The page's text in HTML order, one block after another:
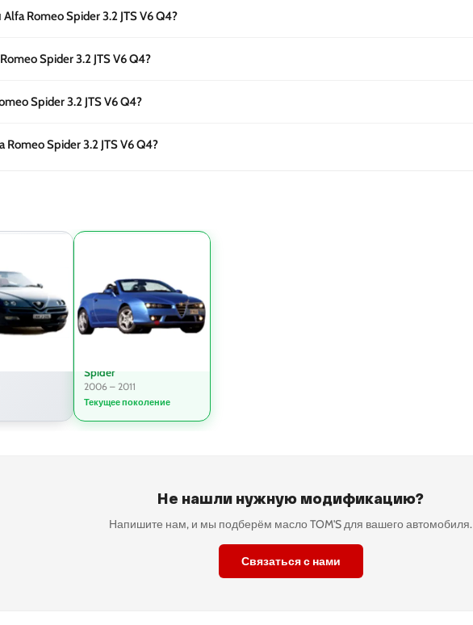
Romeo Spider 3.2 JTS V6 Q4?
Spider 3.2 JTS V6 Q4?
Spider 3.2 JTS V6 Q4?
Spider 3.2 JTS V6 Q4?
Spider
2006 – 2011
Текущее поколение
Не нашли нужную модификацию?
Напишите нам, и мы подберём масло TOM'S для вашего автомобиля.
Связаться с нами